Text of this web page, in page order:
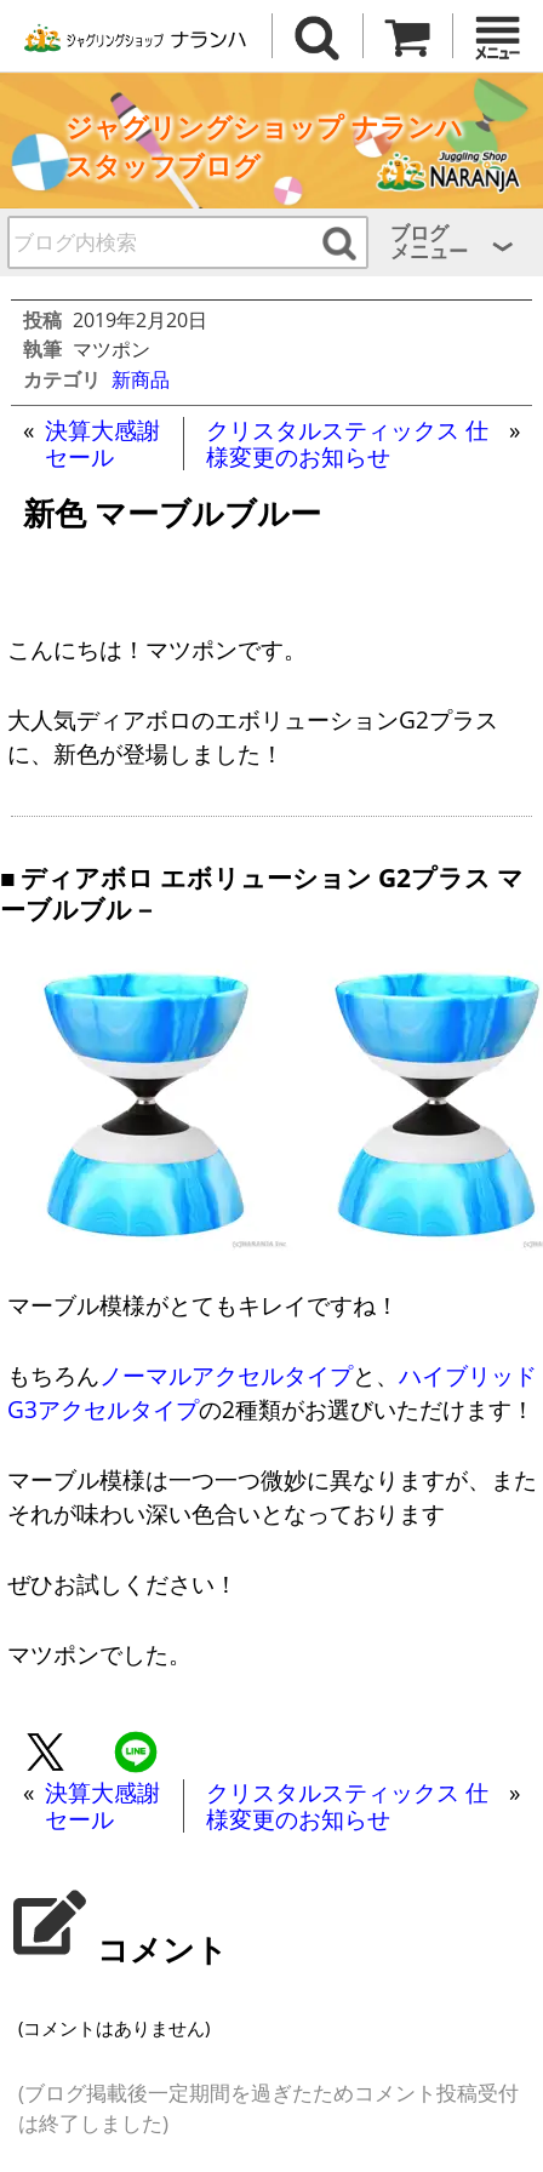
ジャグリングショップ ナランハ
スタッフブログ
ブログ
メニュー
投稿 2019年2月20日
執筆 マツポン
カテゴリ 新商品
« 決算大感謝
セール
クリスタルスティックス 仕
様変更のお知らせ
»
新色 マーブルブルー
こんにちは！マツポンです。
大人気ディアボロのエボリューションG2プラス
に、新色が登場しました！
ディアボロ エボリューション G2プラス マ
ーブルブル－
マーブル模様がとてもキレイですね！
もちろん ノーマルアクセルタイプと、 ハイブリッド
G3アクセルタイプの2種類がお選びいただけます！
マーブル模様は一つ一つ微妙に異なりますが、また
それが味わい深い色合いとなっております
ぜひお試しください！
マツポンでした。
« 決算大感謝
セール
クリスタルスティックス 仕
様変更のお知らせ
»
コメント
(コメントはありません)
(ブログ掲載後一定期間を過ぎたためコメント投稿受付
は終了しました)